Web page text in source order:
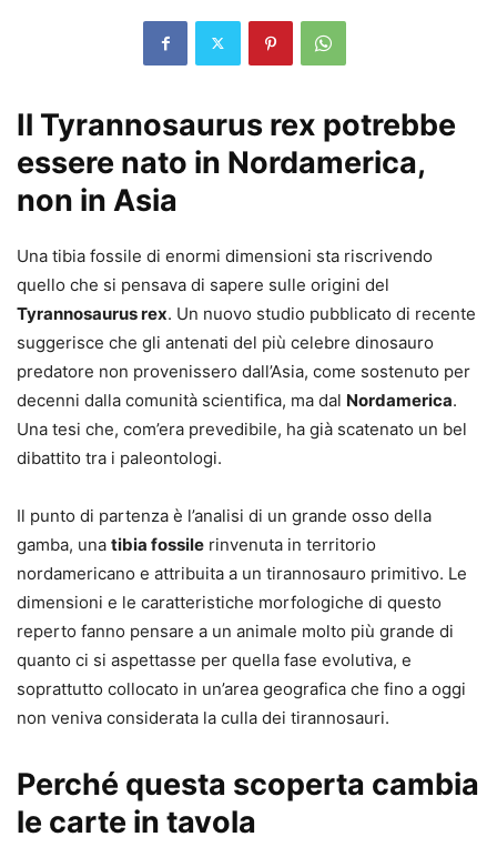
Il Tyrannosaurus rex potrebbe
essere nato in Nordamerica,
non in Asia
Una tibia fossile di enormi dimensioni sta riscrivendo
quello che si pensava di sapere sulle origini del
Tyrannosaurus rex. Un nuovo studio pubblicato di recente
suggerisce che gli antenati del più celebre dinosauro
predatore non provenissero dall’Asia, come sostenuto per
decenni dalla comunità scientifica, ma dal Nordamerica.
Una tesi che, com’era prevedibile, ha già scatenato un bel
dibattito tra i paleontologi.
Il punto di partenza è l’analisi di un grande osso della
gamba, una tibia fossile rinvenuta in territorio
nordamericano e attribuita a un tirannosauro primitivo. Le
dimensioni e le caratteristiche morfologiche di questo
reperto fanno pensare a un animale molto più grande di
quanto ci si aspettasse per quella fase evolutiva, e
soprattutto collocato in un’area geografica che fino a oggi
non veniva considerata la culla dei tirannosauri.
Perché questa scoperta cambia
le carte in tavola